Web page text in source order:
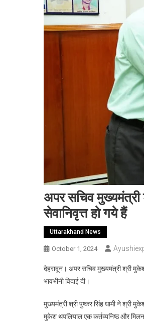
अपर सचिव
सेवानिवृत्त हो गये हैं
Uttarakhand News
October 1, 2024
देहरादून। अपर सचिव मुख्यमंत्री श्री
भावभीनी विदाई दी।
मुख्यमंत्री श्री पुष्कर सिंह धामी ने श्री
मुकेश थपलियाल एक कर्तव्यनिष्ठ और